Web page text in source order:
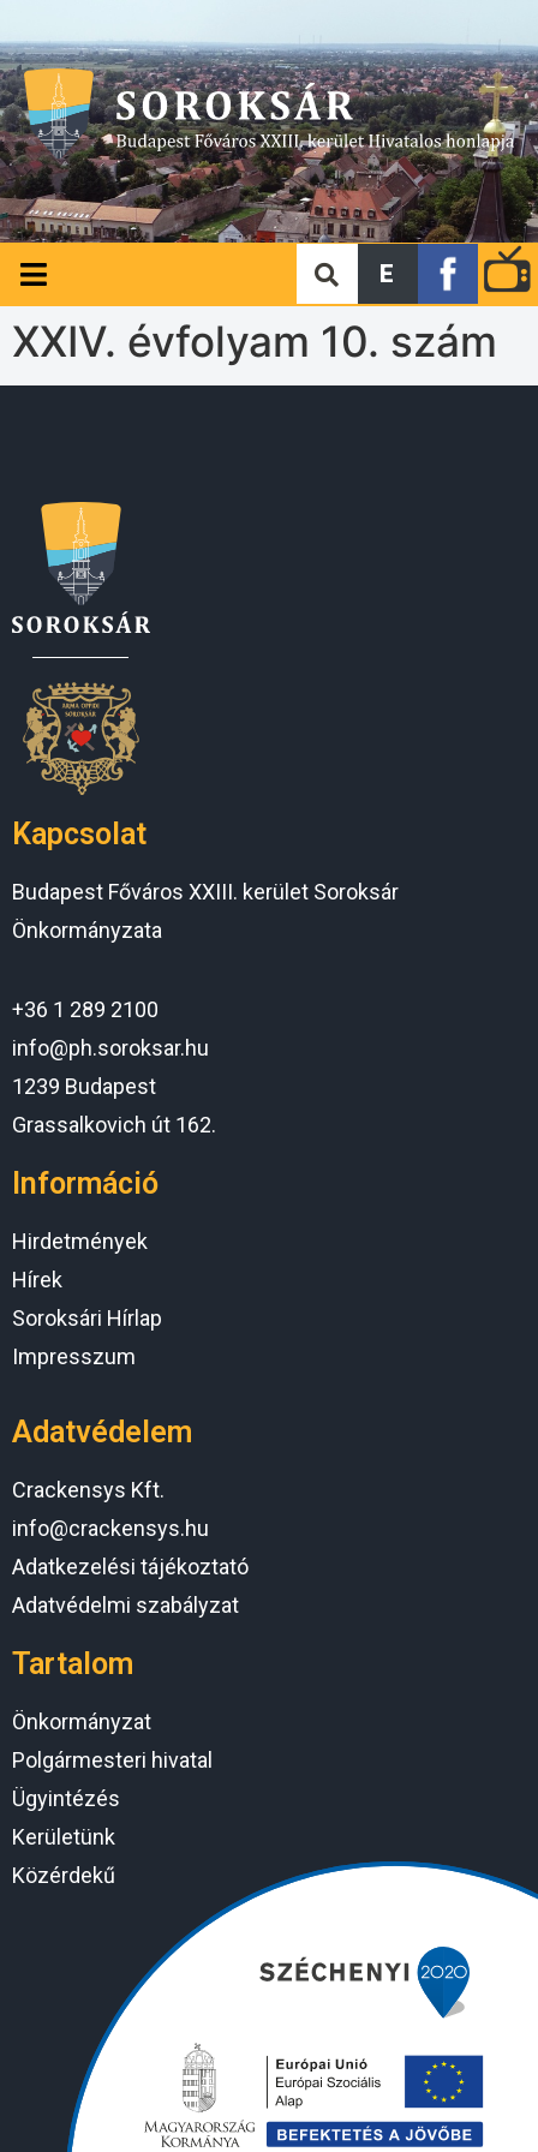
E
XXIV. évfolyam 10. szám
Kapcsolat
Budapest Főváros XXIII. kerület Soroksár
Önkormányzata
+36 1 289 2100
info@ph.soroksar.hu
1239 Budapest
Grassalkovich út 162.
Információ
Hirdetmények
Hírek
Soroksári Hírlap
Impresszum
Adatvédelem
Crackensys Kft.
info@crackensys.hu
Adatkezelési tájékoztató
Adatvédelmi szabályzat
Tartalom
Önkormányzat
Polgármesteri hivatal
Ügyintézés
Kerületünk
Közérdekű